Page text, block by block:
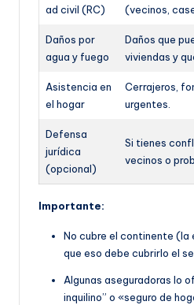
ad civil (RC)
(vecinos,
Daños por
agua y fuego
Daños que
viviendas y
Asistencia en
el hogar
Cerrajeros,
urgentes.
Defensa
jurídica
(opcional)
Si tienes
vecinos o
Importante:
No cubre el continente (la
que eso debe cubrirlo el
Algunas aseguradoras lo
inquilino” o «seguro de